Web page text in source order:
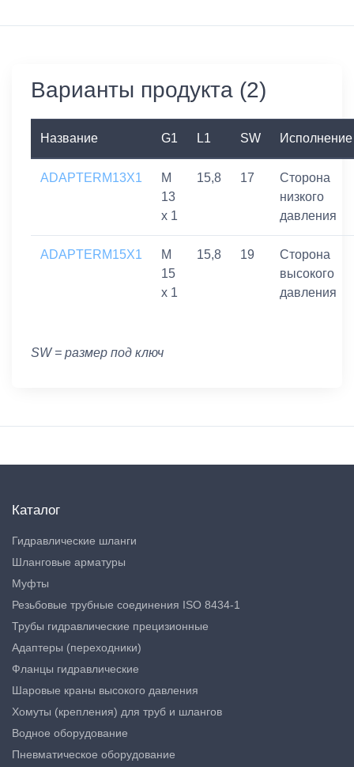
Варианты продукта (2)
Название G1 L1 SW Исполнение
ADAPTERM13X1
M
13
x 1
15,8 17
Сторона
низкого
давления
ADAPTERM15X1
M
15
x 1
15,8 19
Сторона
высокого
давления
SW = размер под ключ
Каталог
Гидравлические шланги
Шланговые арматуры
Муфты
Резьбовые трубные соединения ISO 8434-1
Трубы гидравлические прецизионные
Адаптеры (переходники)
Фланцы гидравлические
Шаровые краны высокого давления
Хомуты (крепления) для труб и шлангов
Водное оборудование
Пневматическое оборудование